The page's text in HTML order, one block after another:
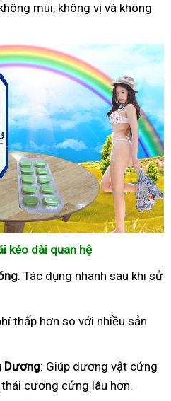
mùi, không vị và không
kéo dài quan hệ
: Tác dụng nhanh sau khi sử
thấp hơn so với nhiều sản
Dương: Giúp dương vật cứng
cương cứng lâu hơn.